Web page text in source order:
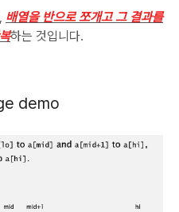
배열을 반으로 쪼개고 그 결과를
하는 것입니다.
demo